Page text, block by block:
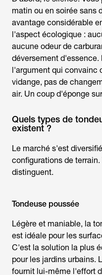
matin ou en soirée sans
avantage considérable
l'aspect écologique :
aucune odeur de
déversement
l'argument qui convainc
vidange, pas de
air. Un coup d'éponge
Quels types de
existent ?
Le marché s'est
configurations de
distinguent.
Tondeuse poussée
Légère et maniable, la
est idéale pour les
C'est la solution la plus
pour les jardins urbains.
fournit lui-même l'effort